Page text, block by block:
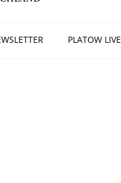
PLATOW LIVE